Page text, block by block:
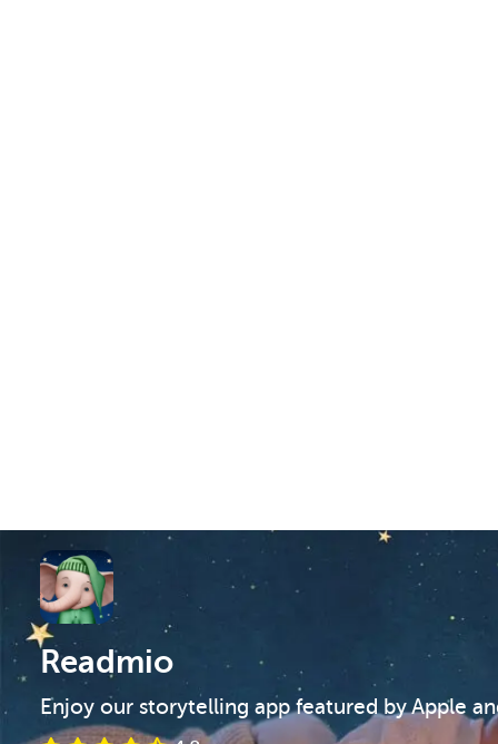
Readmio
Enjoy our storytelling app featured by Apple